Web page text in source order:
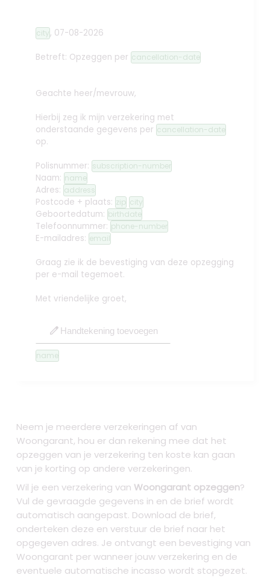
city, 07-08-2026
Betreft: Opzeggen per cancellation-date
Geachte heer/mevrouw,
Hierbij zeg ik mijn verzekering met
onderstaande gegevens per cancellation-date
op.
Polisnummer: subscription-number
Naam: name
Adres: address
Postcode + plaats: zip city
Geboortedatum: birthdate
Telefoonnummer: phone-number
E-mailadres: email
Graag zie ik de bevestiging van deze opzegging
per e-mail tegemoet.
Met vriendelijke groet,
edit Handtekening toevoegen
name
Neem je meerdere verzekeringen af van
Woongarant, hou er dan rekening mee dat het
opzeggen van je verzekering ten koste kan gaan
van je korting op andere verzekeringen.
Wil je een verzekering van Woongarant opzeggen?
Vul de gevraagde gegevens in en de brief wordt
automatisch aangepast. Download de brief,
onderteken deze en verstuur de brief naar het
opgegeven adres. Je ontvangt een bevestiging van
Woongarant per wanneer jouw verzekering en de
eventuele automatische incasso wordt stopgezet.